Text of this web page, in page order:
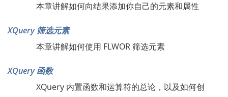
本章讲解如何向结果添加你自己的元素和属性
XQuery 筛选元素
本章讲解如何使用 FLWOR 筛选元素
XQuery 函数
XQuery 内置函数和运算符的总论，以及如何创